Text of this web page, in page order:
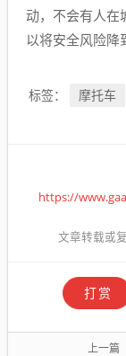
动，不会有人在
以将安全风险降
标签： 摩托车
https://
文章转载或
打赏
上一篇